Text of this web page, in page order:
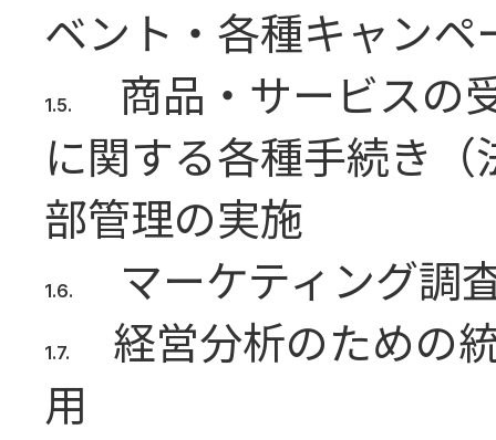
ベント・各種キャンペ
商品・サービスの
に関する各種手続き
部管理の実施
マーケティング調
経営分析のための
用